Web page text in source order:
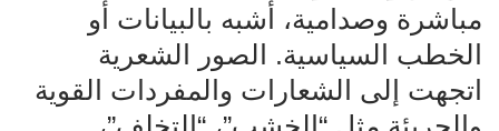
مباشرة وصدامية، أشبه بالبيانات أو
الخطب السياسية. الصور الشعرية
اتجهت إلى الشعارات والمفردات القوية